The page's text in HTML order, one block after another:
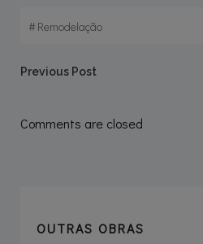
# Remodelação
Navegação
de
Previous Post
Comments are closed
OUTRAS OBRAS